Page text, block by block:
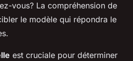
vous? La compréhension de
le modèle qui répondra le
est cruciale pour déterminer